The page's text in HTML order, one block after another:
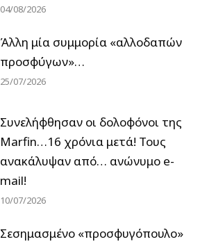
04/08/2026
Άλλη μία συμμορία «αλλοδαπών
προσφύγων»…
25/07/2026
Συνελήφθησαν οι δολοφόνοι της
Marfin…16 χρόνια μετά! Τους
ανακάλυψαν από… ανώνυμο e-
mail!
10/07/2026
Σεσημασμένο «προσφυγόπουλο»